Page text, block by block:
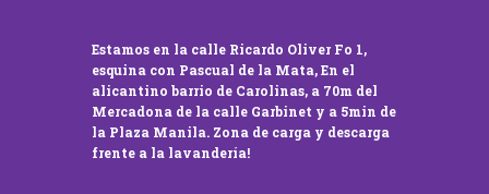
Estamos en la calle Ricardo Oliver Fo 1,
esquina con Pascual de la Mata, En el
alicantino barrio de Carolinas, a 70m del
Mercadona de la calle Garbinet y a 5min de
la Plaza Manila. Zona de carga y descarga
frente a la lavandería!